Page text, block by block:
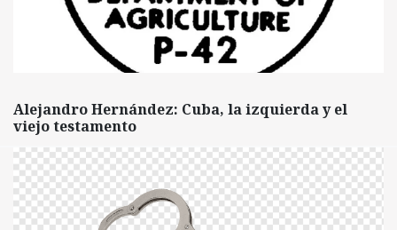
Alejandro Hernández: Cuba, la izquierda y el
viejo testamento